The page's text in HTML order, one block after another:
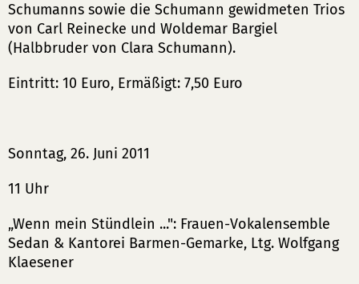
Schumanns sowie die Schumann gewidmeten Trios
von Carl Reinecke und Woldemar Bargiel
(Halbbruder von Clara Schumann).
Eintritt: 10 Euro, Ermäßigt: 7,50 Euro
Sonntag, 26. Juni 2011
11 Uhr
„Wenn mein Stündlein ...": Frauen-Vokalensemble
Sedan & Kantorei Barmen-Gemarke, Ltg. Wolfgang
Klaesener